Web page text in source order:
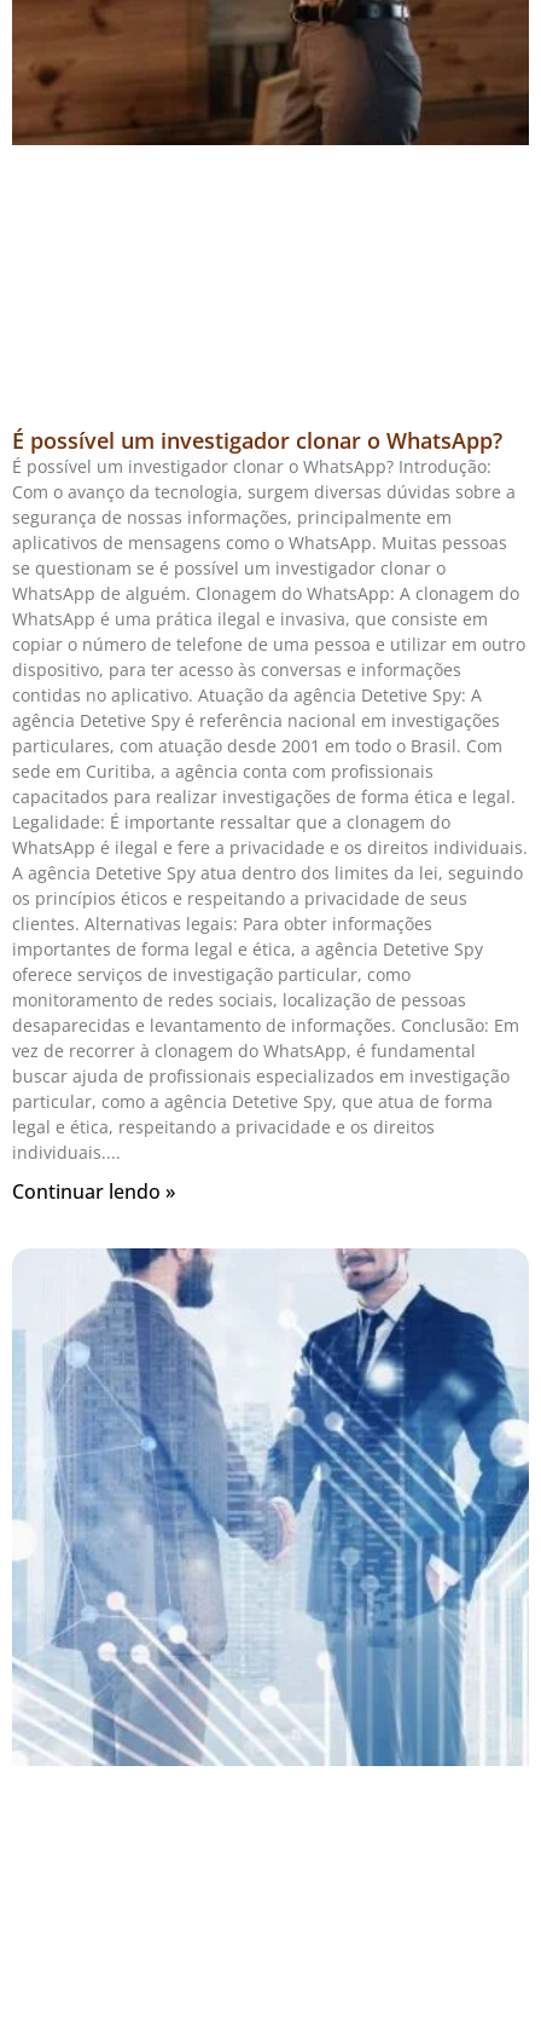
É possível um investigador clonar o WhatsApp?
É possível um investigador clonar o WhatsApp? Introdução:
Com o avanço da tecnologia, surgem diversas dúvidas sobre a
segurança de nossas informações, principalmente em
aplicativos de mensagens como o WhatsApp. Muitas pessoas
se questionam se é possível um investigador clonar o
WhatsApp de alguém. Clonagem do WhatsApp: A clonagem do
WhatsApp é uma prática ilegal e invasiva, que consiste em
copiar o número de telefone de uma pessoa e utilizar em outro
dispositivo, para ter acesso às conversas e informações
contidas no aplicativo. Atuação da agência Detetive Spy: A
agência Detetive Spy é referência nacional em investigações
particulares, com atuação desde 2001 em todo o Brasil. Com
sede em Curitiba, a agência conta com profissionais
capacitados para realizar investigações de forma ética e legal.
Legalidade: É importante ressaltar que a clonagem do
WhatsApp é ilegal e fere a privacidade e os direitos individuais.
A agência Detetive Spy atua dentro dos limites da lei, seguindo
os princípios éticos e respeitando a privacidade de seus
clientes. Alternativas legais: Para obter informações
importantes de forma legal e ética, a agência Detetive Spy
oferece serviços de investigação particular, como
monitoramento de redes sociais, localização de pessoas
desaparecidas e levantamento de informações. Conclusão: Em
vez de recorrer à clonagem do WhatsApp, é fundamental
buscar ajuda de profissionais especializados em investigação
particular, como a agência Detetive Spy, que atua de forma
legal e ética, respeitando a privacidade e os direitos
individuais.
Continuar lendo »